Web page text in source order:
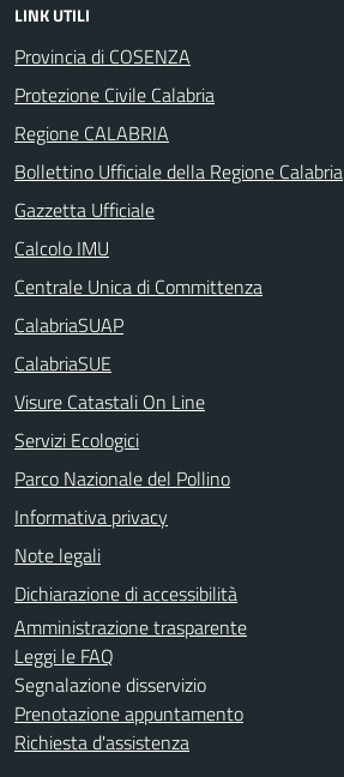
LINK UTILI
Provincia di COSENZA
Protezione Civile Calabria
Regione CALABRIA
Bollettino Ufficiale della Regione Calabria
Gazzetta Ufficiale
Calcolo IMU
Centrale Unica di Committenza
CalabriaSUAP
CalabriaSUE
Visure Catastali On Line
Servizi Ecologici
Parco Nazionale del Pollino
Informativa privacy
Note legali
Dichiarazione di accessibilità
Amministrazione trasparente
Leggi le FAQ
Segnalazione disservizio
Prenotazione appuntamento
Richiesta d'assistenza